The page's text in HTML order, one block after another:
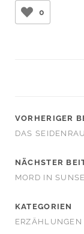
0
VORHERIGER
DAS
NÄCHSTER
MORD IN
KATEGORIEN
ERZÄHLUNGEN